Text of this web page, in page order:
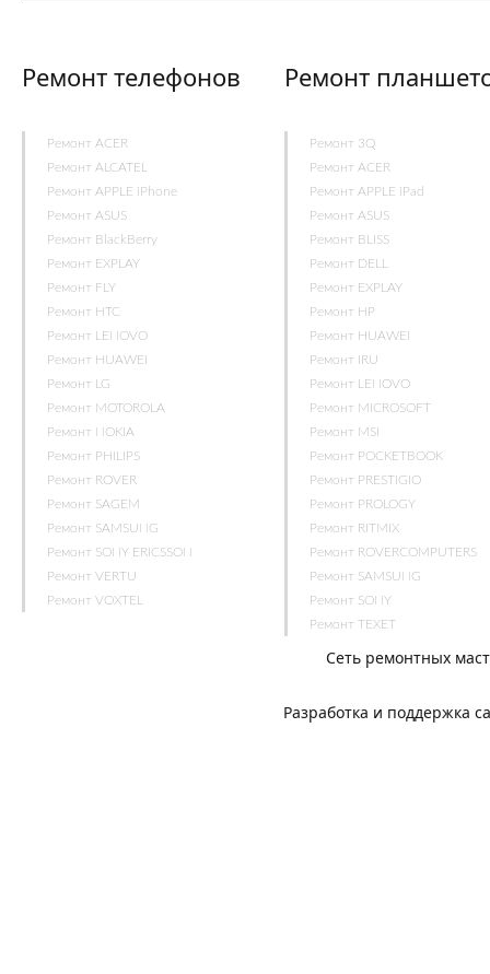
Ремонт телефонов
Ремонт ACER
Ремонт ALCATEL
Ремонт APPLE iPhone
Ремонт ASUS
Ремонт BlackBerry
Ремонт EXPLAY
Ремонт FLY
Ремонт HTC
Ремонт LENOVO
Ремонт HUAWEI
Ремонт LG
Ремонт MOTOROLA
Ремонт NOKIA
Ремонт PHILIPS
Ремонт ROVER
Ремонт SAGEM
Ремонт SAMSUNG
Ремонт SONY ERICSSON
Ремонт VERTU
Ремонт VOXTEL
Ремонт
Ремонт 3Q
Ремонт ACER
Ремонт APPLE iPad
Ремонт ASUS
Ремонт BLISS
Ремонт DELL
Ремонт EXPLAY
Ремонт HP
Ремонт HUAWEI
Ремонт IRU
Ремонт LENOVO
Ремонт MICROSOFT
Ремонт MSI
Ремонт POCKETBOOK
Ремонт PRESTIGIO
Ремонт PROLOGY
Ремонт RITMIX
Ремонт ROVERCOMPUTERS
Ремонт SAMSUNG
Ремонт SONY
Ремонт TEXET
Сеть ремонтных
Разработка и поддержка